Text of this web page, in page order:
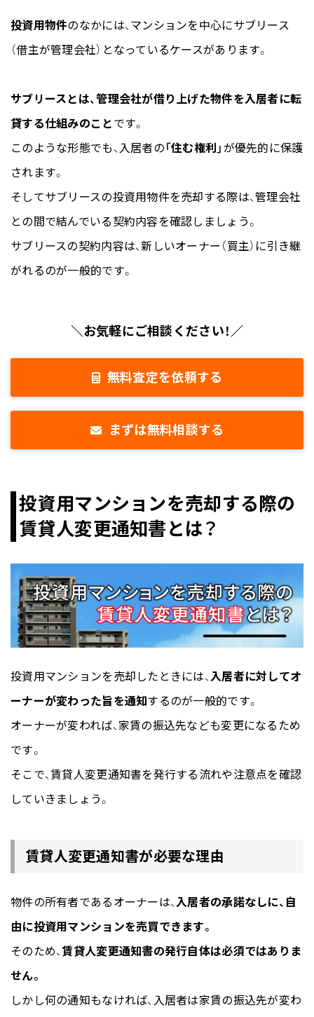
投資用物件のなかには、マンションを中心にサブリース
（借主が管理会社）となっているケースがあります。
サブリースとは、管理会社が借り上げた物件を入居者に転
貸する仕組みのこと です。
このような形態でも、入居者の 「住む権利」 が優先的に保護
されます。
そしてサブリースの投資用物件を売却する際は、管理会社
との間で結んでいる契約内容を確認しましょう。
サブリースの契約内容は、新しいオーナー（買主）に引き継
がれるのが一般的です。
＼お気軽にご相談ください！／
無料査定を依頼する
まずは無料相談する
投資用マンションを売却する際の
賃貸人変更通知書とは？
投資用マンションを売却したときには、入居者に対してオ
ーナーが変わった旨を通知するのが一般的です。
オーナーが変われば、家賃の振込先なども変更になるため
です。
そこで、賃貸人変更通知書を発行する流れや注意点を確認
していきましょう。
賃貸人変更通知書が必要な理由
物件の所有者であるオーナーは、入居者の承諾なしに、自
由に投資用マンションを売買できます。
そのため、賃貸人変更通知書の発行自体は必須ではありま
せん。
しかし何の通知もなければ、入居者は家賃の振込先が変わ